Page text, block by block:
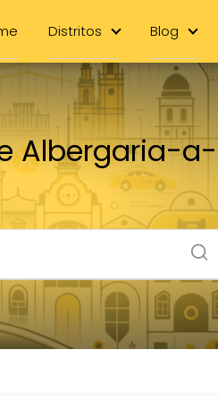
Distritos Blog
Albergaria-a-